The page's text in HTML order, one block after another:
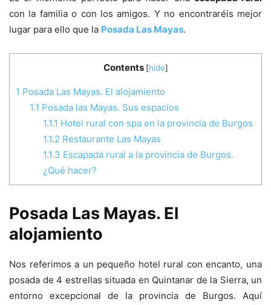
con la familia o con los amigos. Y no encontraréis mejor
lugar para ello que la Posada Las Mayas.
Contents [hide]
1 Posada Las Mayas. El alojamiento
1.1 Posada las Mayas. Sus espacios
1.1.1 Hotel rural con spa en la provincia de Burgos
1.1.2 Restaurante Las Mayas
1.1.3 Escapada rural a la provincia de Burgos.
¿Qué hacer?
Posada Las Mayas. El
alojamiento
Nos referimos a un pequeño hotel rural con encanto, una
posada de 4 estrellas situada en Quintanar de la Sierra, un
entorno excepcional de la provincia de Burgos. Aquí